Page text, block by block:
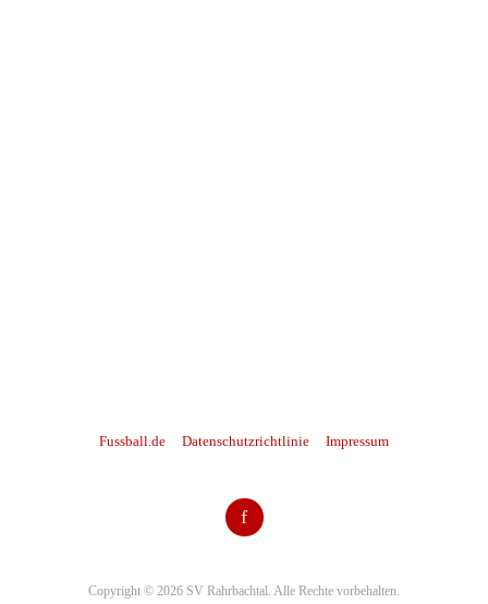
Fussball.de Datenschutzrichtlinie Impressum
f
Copyright © 2026 SV Rahrbachtal. Alle Rechte vorbehalten.